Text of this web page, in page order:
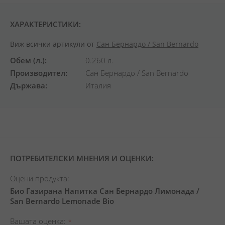
ХАРАКТЕРИСТИКИ:
Виж всички артикули от Сан Бернардо / San Bernardo
Обем (л.)
0.260 л.
Производител
Сан Бернардо / San Bernardo
Държава
Италия
ПОТРЕБИТЕЛСКИ МНЕНИЯ И ОЦЕНКИ:
Оцени продукта:
Био Газирана Напитка Сан Бернардо Лимонада /
San Bernardo Lemonade Bio
Вашата оценка